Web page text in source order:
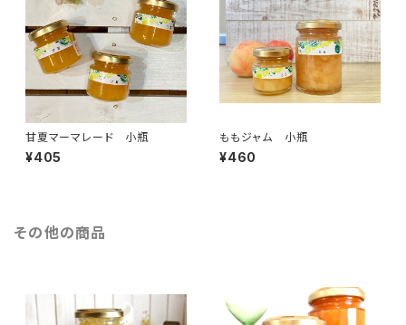
甘夏マーマレード 小瓶
¥405
ももジャム 小瓶
¥460
その他の商品